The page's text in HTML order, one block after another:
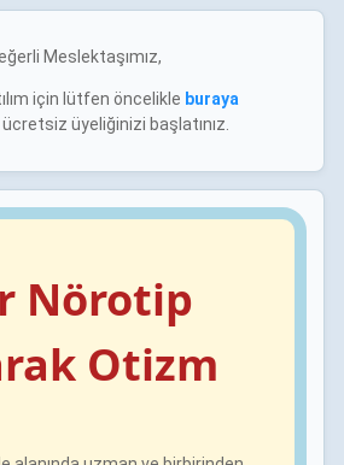
Meslektaşımız,
için lütfen öncelikle buraya
ücretsiz üyeliğinizi başlatınız.
Nörotip
Otizm